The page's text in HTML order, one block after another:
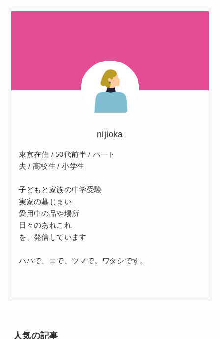
nijioka
東京在住 / 50代前半 / パート
夫 / 高校生 / 小学生
子どもと家族の中学受験
実家の墓じまい
愛用中の品や場所
日々のあれこれ
を、発信しています
ハハで、コで、ツマで。ワタシです。
人気の記事